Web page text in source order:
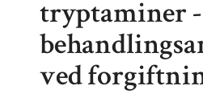
tryptaminer -
ved